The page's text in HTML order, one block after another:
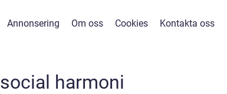
Annonsering Om oss Cookies Kontakta oss
social harmoni